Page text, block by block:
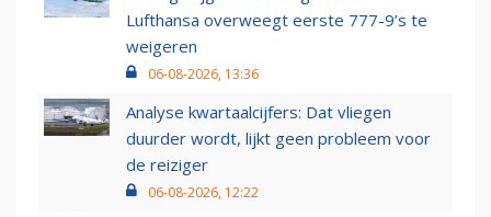
Lufthansa overweegt eerste 777-9’s te
weigeren
06-08-2026, 13:36
Analyse kwartaalcijfers: Dat vliegen
duurder wordt, lijkt geen probleem voor
de reiziger
06-08-2026, 12:22